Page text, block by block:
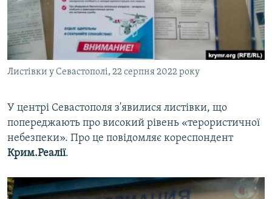
ВІДЕОУРОКИ «ELIFBE»
СВІДЧЕННЯ ОКУПАЦІЇ
УКРАЇНСЬКА ПРОБЛЕМА КРИМУ
ІНФОГРАФІКА
Русский
Qırımtatar
ДОЛУЧАЙСЯ!
Усі сайти RFE/RL
Листівки у Севастополі, 22 серпня 2022 року
У центрі Севастополя з'явилися листівки, що
попереджають про високий рівень «терористичної
небезпеки». Про це повідомляє кореспондент
Крим.Реалії.